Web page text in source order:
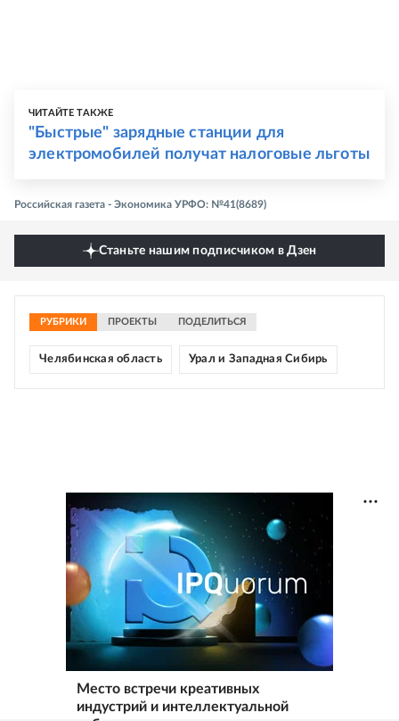
ЧИТАЙТЕ ТАКЖЕ
"Быстрые" зарядные станции для
электромобилей получат налоговые льготы
Российская газета - Экономика УРФО: №41(8689)
Станьте нашим подписчиком в Дзен
РУБРИКИ ПРОЕКТЫ ПОДЕЛИТЬСЯ
Челябинская область Урал и Западная Сибирь
Место встречи креативных
индустрий и интеллектуальной